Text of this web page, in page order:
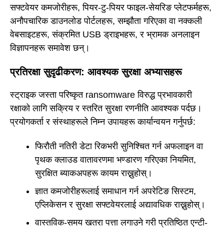
सफ्टवेयर कमजोरीहरू, पियर-टु-पियर फाइल-सेयरिङ प्लेटफर्महरू,
अनौपचारिक डाउनलोड पोर्टलहरू, सम्झौता गरिएका वा नक्कली
वेबसाइटहरू, संक्रमित USB ड्राइभहरू, र भ्रामक अनलाइन
विज्ञापनहरू समावेश छन्।
प्रतिरक्षा सुदृढीकरण: आवश्यक सुरक्षा अभ्यासहरू
स्ट्राइक जस्ता परिष्कृत ransomware विरुद्ध प्रभावकारी
रक्षाको लागि सक्रिय र स्तरित सुरक्षा रणनीति आवश्यक पर्दछ।
प्रयोगकर्ता र संस्थाहरूले निम्न उपायहरू कार्यान्वयन गर्नुपर्छ:
फिरौती नतिरी डेटा रिकभरी सुनिश्चित गर्न अफलाइन वा
पृथक क्लाउड वातावरणमा भण्डारण गरिएका नियमित,
सुरक्षित ब्याकअपहरू कायम राख्नुहोस्।
ज्ञात कमजोरीहरूलाई समाधान गर्न अपरेटिङ सिस्टम,
एप्लिकेसन र सुरक्षा सफ्टवेयरलाई अद्यावधिक राख्नुहोस्।
वास्तविक-समय खतरा पत्ता लगाउने गरी प्रतिष्ठित एन्टी-